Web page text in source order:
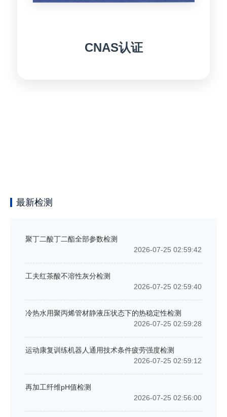
CNAS认证
最新检测
聚丁二酸丁二酯全部参数检测
2026-07-25 02:59:42
工夫红茶酸不溶性灰分检测
2026-07-25 02:59:40
冷热水用聚丙烯管材静液压状态下的热稳定性检测
2026-07-25 02:59:28
运动康复训练机器人通用技术条件疲劳强度检测
2026-07-25 02:59:12
再加工纤维pH值检测
2026-07-25 02:56:00